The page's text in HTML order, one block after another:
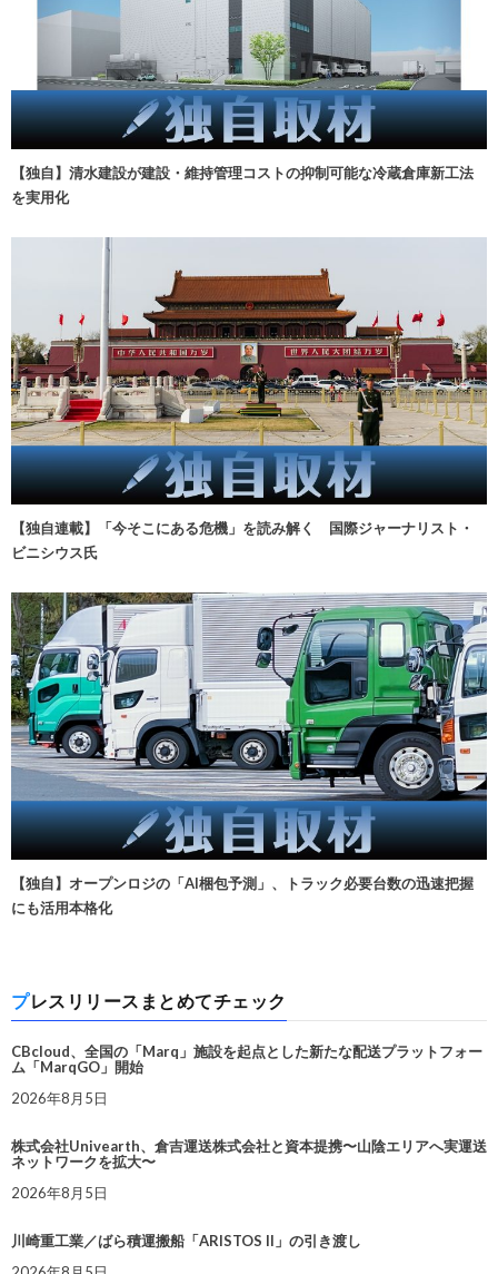
【独自】清水建設が建設・維持管理コストの抑制可能な冷蔵倉庫新工法
を実用化
【独自連載】「今そこにある危機」を読み解く 国際ジャーナリスト・
ビニシウス氏
【独自】オープンロジの「AI梱包予測」、トラック必要台数の迅速把握
にも活用本格化
プレスリリースまとめてチェック
CBcloud、全国の「Marq」施設を起点とした新たな配送プラットフォー
ム「MarqGO」開始
2026年8月5日
株式会社Univearth、倉吉運送株式会社と資本提携〜山陰エリアへ実運送
ネットワークを拡大〜
2026年8月5日
川崎重工業／ばら積運搬船「ARISTOS II」の引き渡し